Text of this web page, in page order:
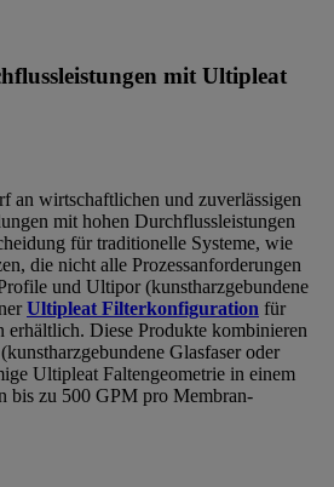
mit Ultipleat
an wirtschaftlichen und zuverlässigen
mit hohen Durchflussleistungen
für traditionelle Systeme, wie
die nicht alle Prozessanforderungen
und Ultipor (kunstharzgebundene
Ultipleat Filterkonfiguration für
erhältlich. Diese Produkte kombinieren
Glasfaser oder
Ultipleat Faltengeometrie in einem
bis zu 500 GPM pro Membran-